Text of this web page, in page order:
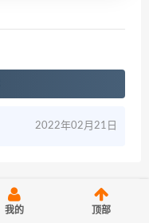
2022年02月21日
我的 顶部